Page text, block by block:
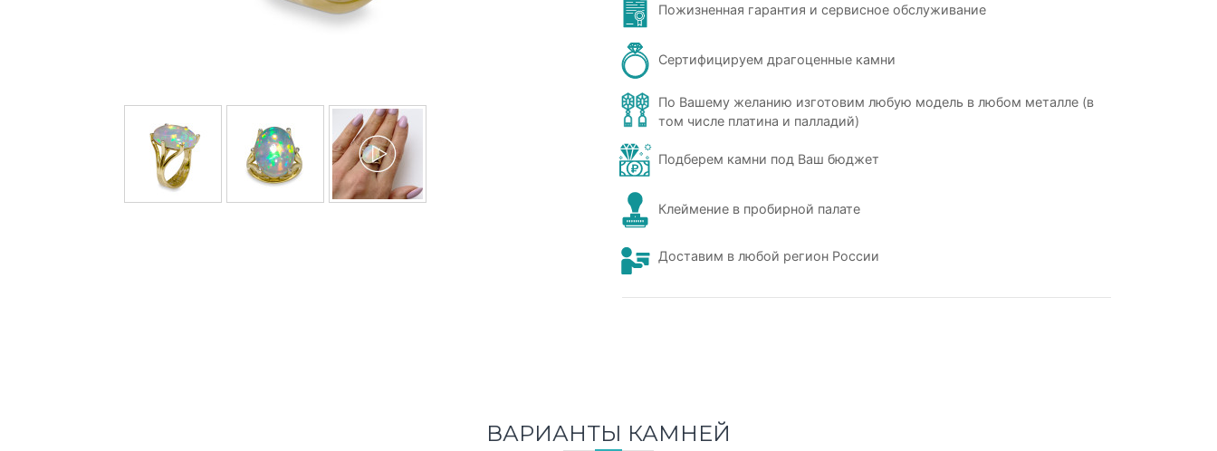
Пожизненная гарантия и сервисное обслуживание
Сертифицируем драгоценные камни
По Вашему желанию изготовим любую модель в любом металле (в
том числе платина и палладий)
Подберем камни под Ваш бюджет
Клеймение в пробирной палате
Доставим в любой регион России
ВАРИАНТЫ КАМНЕЙ